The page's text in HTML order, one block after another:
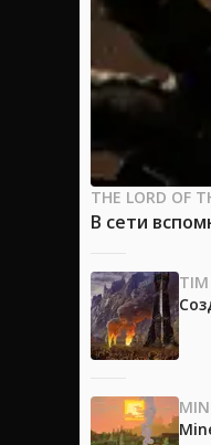
THE LORD OF
В сети
TIM